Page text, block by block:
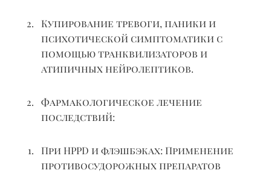
Купирование тревоги, паники и
психотической симптоматики с
помощью транквилизаторов и
атипичных нейролептиков.
Фармакологическое лечение
последствий:
При HPPD и флэшбэках: Применение
противосудорожных препаратов